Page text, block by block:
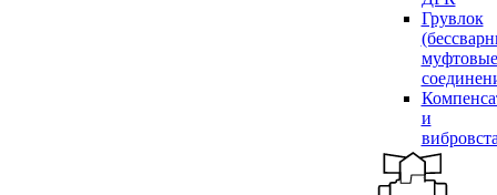
Грувлок
муфтовые
и